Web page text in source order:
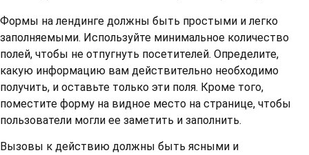
Формы на лендинге должны быть простыми и легко
заполняемыми. Используйте минимальное количество
полей, чтобы не отпугнуть посетителей. Определите,
какую информацию вам действительно необходимо
получить, и оставьте только эти поля. Кроме того,
поместите форму на видное место на странице, чтобы
пользователи могли ее заметить и заполнить.
Вызовы к действию должны быть ясными и